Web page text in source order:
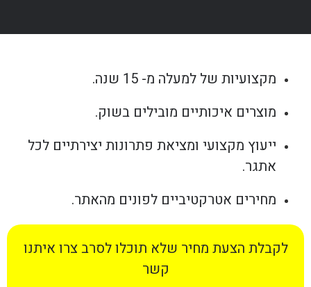
מקצועיות של למעלה מ- 15 שנה.
מוצרים איכותיים מובילים בשוק.
ייעוץ מקצועי ומציאת פתרונות יצירתיים לכל
אתגר.
מחירים אטרקטיביים לפונים מהאתר.
לקבלת הצעת מחיר שלא תוכלו לסרב צרו איתנו
קשר